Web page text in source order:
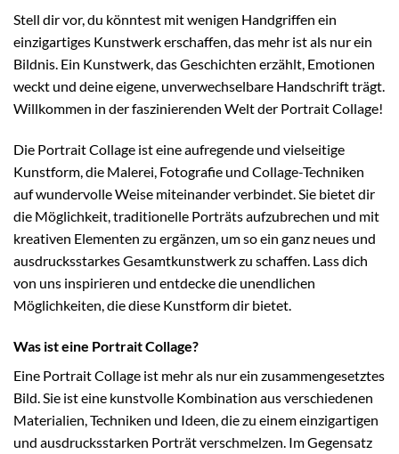
Stell dir vor, du könntest mit wenigen Handgriffen ein
einzigartiges Kunstwerk erschaffen, das mehr ist als nur ein
Bildnis. Ein Kunstwerk, das Geschichten erzählt, Emotionen
weckt und deine eigene, unverwechselbare Handschrift trägt.
Willkommen in der faszinierenden Welt der Portrait Collage!
Die Portrait Collage ist eine aufregende und vielseitige
Kunstform, die Malerei, Fotografie und Collage-Techniken
auf wundervolle Weise miteinander verbindet. Sie bietet dir
die Möglichkeit, traditionelle Porträts aufzubrechen und mit
kreativen Elementen zu ergänzen, um so ein ganz neues und
ausdrucksstarkes Gesamtkunstwerk zu schaffen. Lass dich
von uns inspirieren und entdecke die unendlichen
Möglichkeiten, die diese Kunstform dir bietet.
Was ist eine Portrait Collage?
Eine Portrait Collage ist mehr als nur ein zusammengesetztes
Bild. Sie ist eine kunstvolle Kombination aus verschiedenen
Materialien, Techniken und Ideen, die zu einem einzigartigen
und ausdrucksstarken Porträt verschmelzen. Im Gegensatz